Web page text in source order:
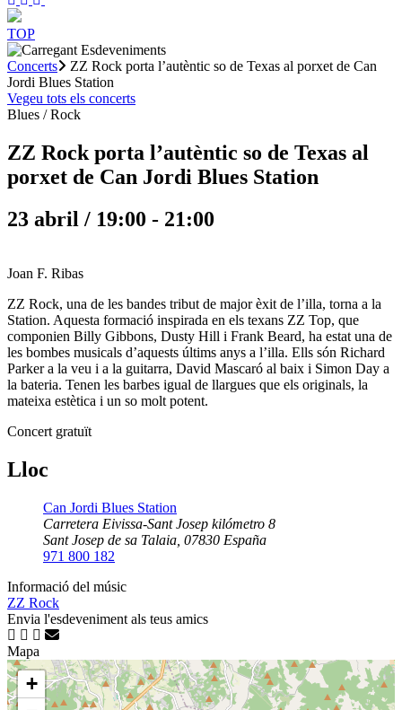
TOP
Concerts
ZZ Rock porta l’autèntic so de Texas al porxet de Can
Jordi Blues Station
Vegeu tots els concerts
Blues / Rock
ZZ Rock porta l’autèntic so de Texas al
porxet de Can Jordi Blues Station
23 abril / 19:00 - 21:00
Joan F. Ribas
ZZ Rock, una de les bandes tribut de major èxit de l’illa, torna a la
Station. Aquesta formació inspirada en els texans ZZ Top, que
componien Billy Gibbons, Dusty Hill i Frank Beard, ha estat una de
les bombes musicals d’aquests últims anys a l’illa. Ells són Richard
Parker a la veu i a la guitarra, David Mascaró al baix i Simon Day a
la bateria. Tenen les barbes igual de llargues que els originals, la
mateixa estètica i un so molt potent.
Concert gratuït
Lloc
Can Jordi Blues Station
Carretera Eivissa-Sant Josep kilómetro 8
Sant Josep de sa Talaia 07830 España
971 800 182
Informació del músic
ZZ Rock
Envia l'esdeveniment als teus amics
Mapa
+